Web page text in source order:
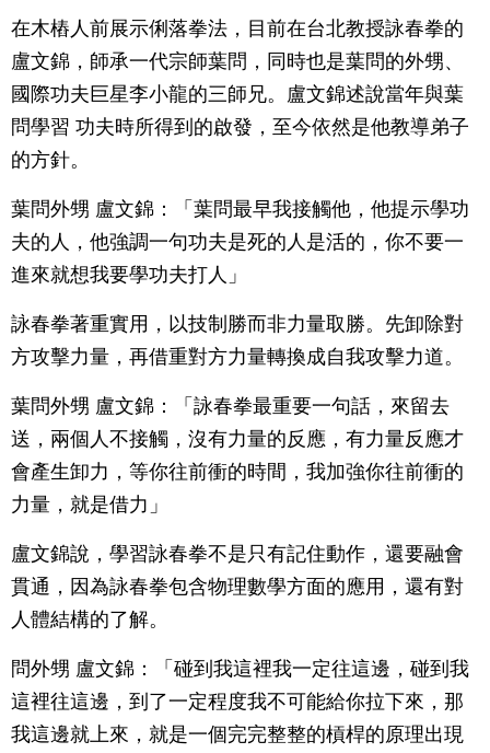
在木樁人前展示俐落拳法，目前在台北教授詠春拳的
盧文錦，師承一代宗師葉問，同時也是葉問的外甥、
國際功夫巨星李小龍的三師兄。盧文錦述說當年與葉
問學習 功夫時所得到的啟發，至今依然是他教導弟子
的方針。
葉問外甥 盧文錦：「葉問最早我接觸他，他提示學功
夫的人，他強調一句功夫是死的人是活的，你不要一
進來就想我要學功夫打人」
詠春拳著重實用，以技制勝而非力量取勝。先卸除對
方攻擊力量，再借重對方力量轉換成自我攻擊力道。
葉問外甥 盧文錦：「詠春拳最重要一句話，來留去
送，兩個人不接觸，沒有力量的反應，有力量反應才
會產生卸力，等你往前衝的時間，我加強你往前衝的
力量，就是借力」
盧文錦說，學習詠春拳不是只有記住動作，還要融會
貫通，因為詠春拳包含物理數學方面的應用，還有對
人體結構的了解。
問外甥 盧文錦：「碰到我這裡我一定往這邊，碰到我
這裡往這邊，到了一定程度我不可能給你拉下來，那
我這邊就上來，就是一個完完整整的槓桿的原理出現